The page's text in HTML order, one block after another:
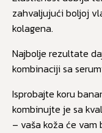
zahvaljujući boljoj
kolagena.
Najbolje rezultate
kombinaciji sa
Isprobajte koru
kombinujte je sa
– vaša koža će